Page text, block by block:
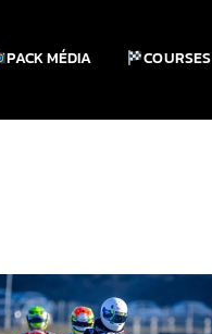
PACK MÉDIA COURSES